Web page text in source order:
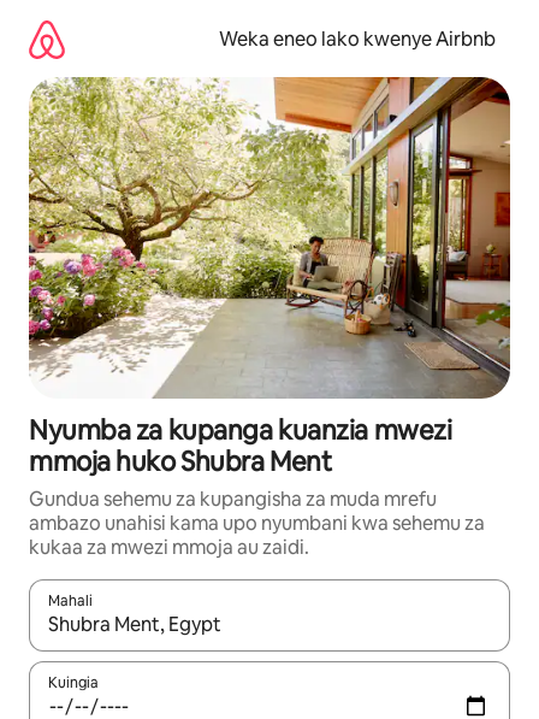
kwenda
kwenye
maudhui
Weka eneo lako kwenye Airbnb
Nyumba za kupanga kuanzia mwezi
mmoja huko Shubra Ment
Gundua sehemu za kupangisha za muda mrefu
ambazo unahisi kama upo nyumbani kwa sehemu za
kukaa za mwezi mmoja au zaidi.
Mahali
Wakati matokeo yanapatikana, vinjari kwa kutumia vitufe vya
Kuingia